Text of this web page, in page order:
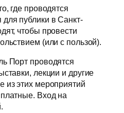
где проводятся
публики в Санкт-
чтобы провести
(или с пользой).
Порт проводятся
лекции и другие
из этих мероприятий
Вход на